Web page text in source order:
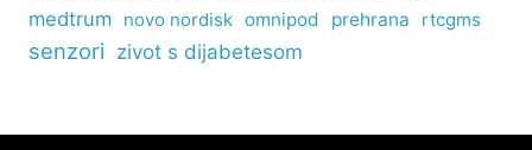
medtrum novo nordisk omnipod prehrana rtcgms
senzori zivot s dijabetesom